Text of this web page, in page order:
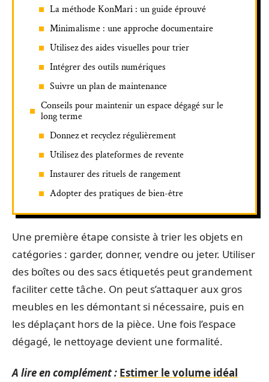
La méthode KonMari : un guide éprouvé
Minimalisme : une approche documentaire
Utilisez des aides visuelles pour trier
Intégrer des outils numériques
Suivre un plan de maintenance
Conseils pour maintenir un espace dégagé sur le
long terme
Donnez et recyclez régulièrement
Utilisez des plateformes de revente
Instaurer des rituels de rangement
Adopter des pratiques de bien-être
Une première étape consiste à trier les objets en
catégories : garder, donner, vendre ou jeter. Utiliser
des boîtes ou des sacs étiquetés peut grandement
faciliter cette tâche. On peut s’attaquer aux gros
meubles en les démontant si nécessaire, puis en
les déplaçant hors de la pièce. Une fois l’espace
dégagé, le nettoyage devient une formalité.
A lire en complément : Estimer le volume idéal